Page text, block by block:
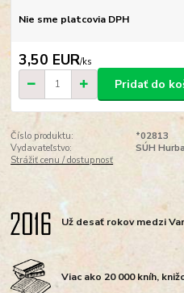
Nie sme platcovia DPH
3,50 EUR/ks
Pridať do
Číslo produktu:
*02813
Vydavateľstvo:
SÚH
Strážiť cenu / dostupnosť
Už desať rokov medzi
Viac ako 20 000 kníh,